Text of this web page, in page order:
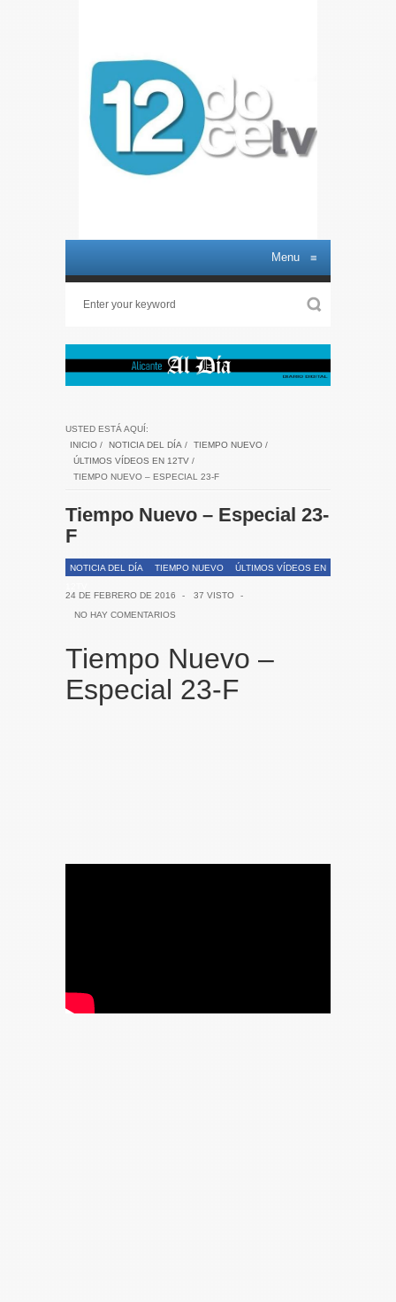
Menu ≡
USTED ESTÁ AQUÍ:
INICIO / NOTICIA DEL DÍA / TIEMPO NUEVO /
ÚLTIMOS VÍDEOS EN 12TV /
TIEMPO NUEVO – ESPECIAL 23-F
Tiempo Nuevo – Especial 23-
F
NOTICIA DEL DÍA TIEMPO NUEVO
ÚLTIMOS VÍDEOS EN
24 DE FEBRERO DE 2016
- 37 VISTO
-
NO HAY COMENTARIOS
Tiempo Nuevo –
Especial 23-F